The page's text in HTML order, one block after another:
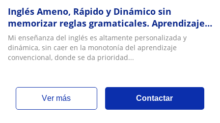
Inglés Ameno, Rápido y Dinámico sin
memorizar reglas gramaticales. Aprendizaje
del idioma natural
Mi enseñanza del inglés es altamente personalizada y
dinámica, sin caer en la monotonía del aprendizaje
convencional, donde se da prioridad...
ver más Contactar